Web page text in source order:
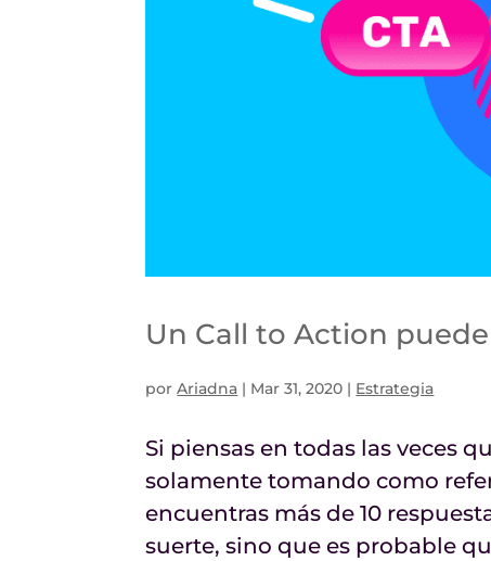
Un Call to Action
porAriadna | Mar 31, 2020 | Estrategia
Si piensas en todas las veces
solamente tomando como
encuentras más de 10
suerte, sino que es probable